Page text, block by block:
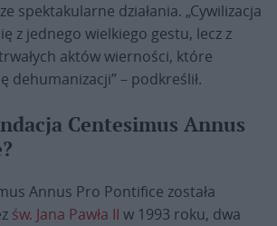
spektakularne działania. „Cywilizacja
z jednego wielkiego gestu, lecz z
aktów wierności, które
dehumanizacji” – podkreślił.
Centesimus Annus
Annus Pro Pontifice została
św. Jana Pawła II w 1993 roku, dwa